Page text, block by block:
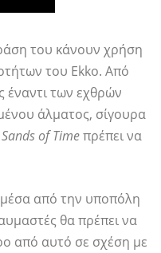
του κάνουν χρήση
του Ekko. Από
έναντι των εχθρών
άλματος, σίγουρα
of Timeπρέπει να
μέσα από την υποπόλη
θα πρέπει να
από αυτό σε σχέση με